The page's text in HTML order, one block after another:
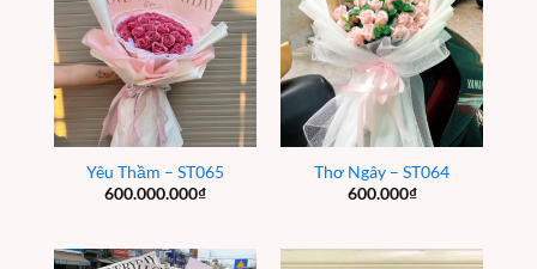
Yêu Thầm – ST065
600.000.000₫
Thơ Ngây – ST064
600.000₫